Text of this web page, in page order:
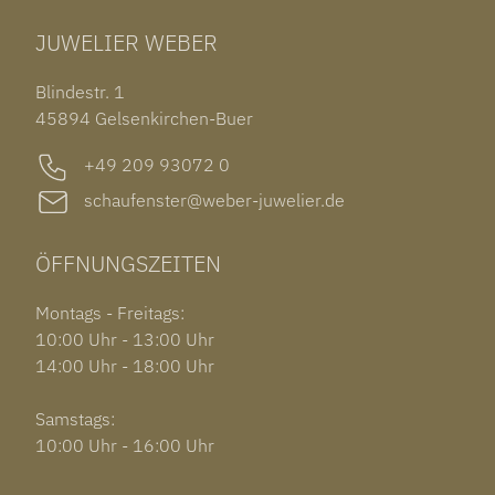
JUWELIER WEBER
Blindestr. 1
45894 Gelsenkirchen-Buer
+49 209 93072 0
schaufenster@weber-juwelier.de
ÖFFNUNGSZEITEN
Montags - Freitags:
10:00 Uhr - 13:00 Uhr
14:00 Uhr - 18:00 Uhr
Samstags:
10:00 Uhr - 16:00 Uhr